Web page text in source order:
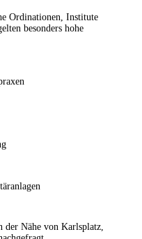
Ordinationen, Institute
besonders hohe
der Nähe von Karlsplatz,